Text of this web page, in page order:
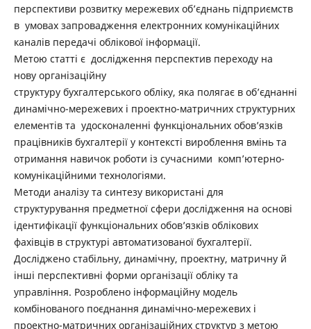
перспективи розвитку мережевих об’єднань підприємств
в умовах запровадження електронних комунікаційних
каналів передачі облікової інформації.
Метою статті є дослідження перспектив переходу на
нову організаційну
структуру бухгалтерського обліку, яка полягає в об’єднанні
динамічно-мережевих і проектно-матричних структурних
елементів та удосконаленні функціональних обов’язків
працівників бухгалтерії у контексті вироблення вмінь та
отримання навичок роботи із сучасними комп’ютерно-
комунікаційними технологіями.
Методи аналізу та синтезу використані для
структурування предметної сфери дослідження на основі
ідентифікації функціональних обов’язків облікових
фахівців в структурі автоматизованої бухгалтерії.
Досліджено стабільну, динамічну, проектну, матричну й
інші перспективні форми організації обліку та
управління. Розроблено інформаційну модель
комбінованого поєднання динамічно-мережевих і
проектно-матричних організаційних структур з метою